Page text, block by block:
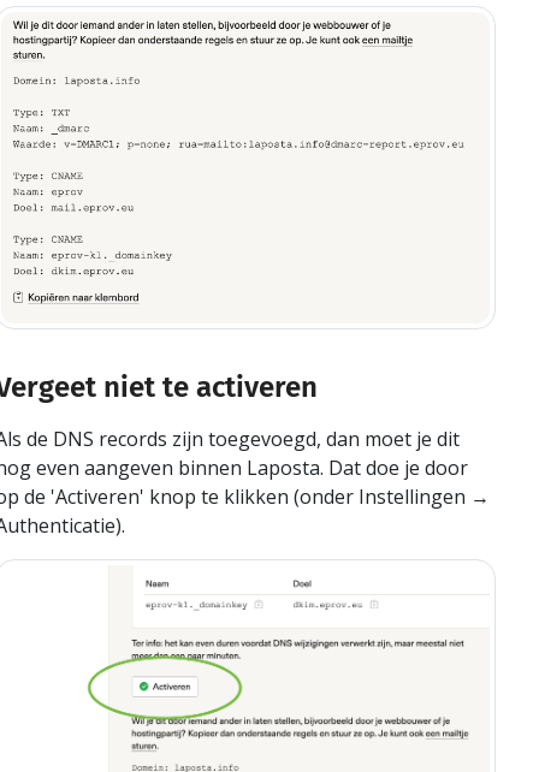
niet te activeren
de DNS records zijn toegevoegd, dan moet je dit
even aangeven binnen Laposta. Dat doe je door
de 'Activeren' knop te klikken (onder Instellingen →